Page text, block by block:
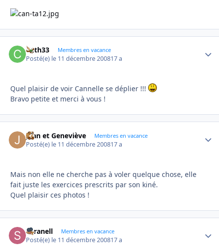
Cath33 Membres en vacance
Posté(e) le 11 décembre 200817 a
Quel plaisir de voir Cannelle se déplier !!!
Bravo petite et merci à vous !
Jean et Geneviève Membres en vacance
Posté(e) le 11 décembre 200817 a
Mais non elle ne cherche pas à voler quelque chose, elle
fait juste les exercices prescrits par son kiné.
Quel plaisir ces photos !
Saranell Membres en vacance
Posté(e) le 11 décembre 200817 a